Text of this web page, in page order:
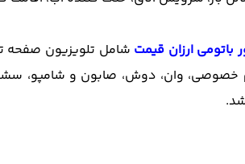
باتومی ارزان قیمت شامل تلویزیون صفحه
وان، دوش، صابون و شامپو،